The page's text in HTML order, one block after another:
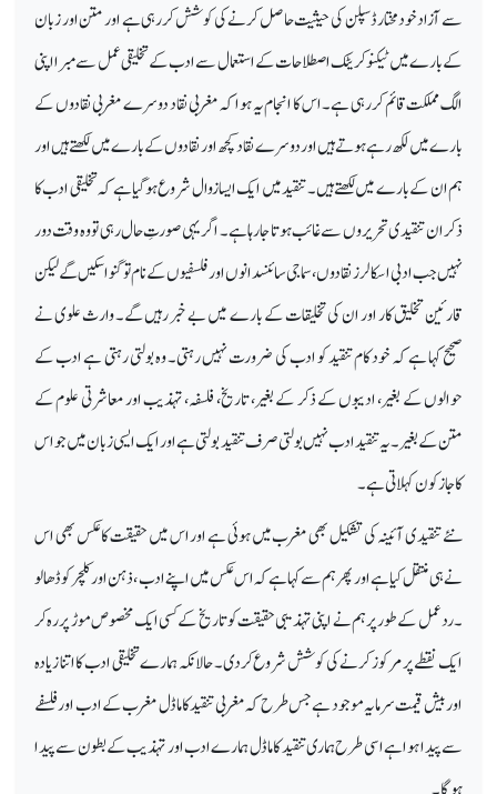
سے آزادخودمختار ڈسپلن کی حیثیت حاصل کرنے کی کوشش کررہی ہے اور متن اور زبان
کے بارے میں ٹیکنو کریٹک اصطلاحات کے استعمال سے ادب کے تخلیقی عمل سے مبرا اپنی
الگ مملکت قائم کررہی ہے۔ اس کا انجام یہ ہوا کہ مغربی نقاد دوسرے مغربی نقادوں کے
بارے میں لکھ رہے ہوتے ہیں اور دوسرے نقاد کچھ اور نقادوں کے بارے میں لکھتے ہیں اور
ہم ان کے بارے میں لکھتے ہیں۔ تنقید میں ایک ایسا زوال شروع ہوگیا ہے کہ تخلیقی ادب کا
ذکر ان تنقیدی تحریروں سے غائب ہوتا جارہا ہے۔ اگر یہی صورتِ حال رہی تو وہ وقت دور
نہیں جب ادبی اسکالرز نقادوں ، سماجی سائنسدانوں اور فلسفیوں کے نام تو گنوا سکیں گے لیکن
قارئین تخلیق کار اور ان کی تخلیقات کے بارے میں بے خبر رہیں گے۔ وارث علوی نے
صحیح کہا ہے کہ خود کام تنقید کو ادب کی ضرورت نہیں رہتی۔ وہ بولتی رہتی ہے ادب کے
حوالوں کے بغیر، ادیبوں کے ذکر کے بغیر، تاریخ، فلسفہ، تہذیب اور معاشرتی علوم کے
متن کے بغیر۔ یہ تنقید ادب نہیں بولتی صرف تنقید بولتی ہے اور ایک ایسی زبان میں جو اس
کا جازکون کہلاتی ہے۔
نئے تنقیدی آئینہ کی تشکیل بھی مغرب میں ہوئی ہے اور اس میں حقیقت کا عکس بھی اس
نے ہی منتقل کیا ہے اور پھر ہم سے کہا ہے کہ اس عکس میں اپنے ادب ، ذہن اور کلچر کو ڈھالو
۔ رد عمل کے طور پر ہم نے اپنی تہذیبی حقیقت کو تاریخ کے کسی ایک مخصوص موڑ پر رہ کر
ایک نقطے پر مرکوز کرنے کی کوشش شروع کردی۔ حالانکہ ہمارے تخلیقی ادب کا اتنا زیادہ
اور بیش قیمت سرمایہ موجود ہے جس طرح کہ مغربی تنقید کا ماڈل مغرب کے ادب اور فلسفے
سے پیدا ہوا ہے اسی طرح ہماری تنقید کا ماڈل ہمارے ادب اور تہذیب کے بطون سے پیدا